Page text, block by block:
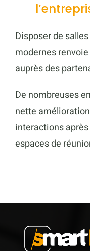
Disposer de
modernes
auprès des
De nombreuses
nette
interactions
espaces de